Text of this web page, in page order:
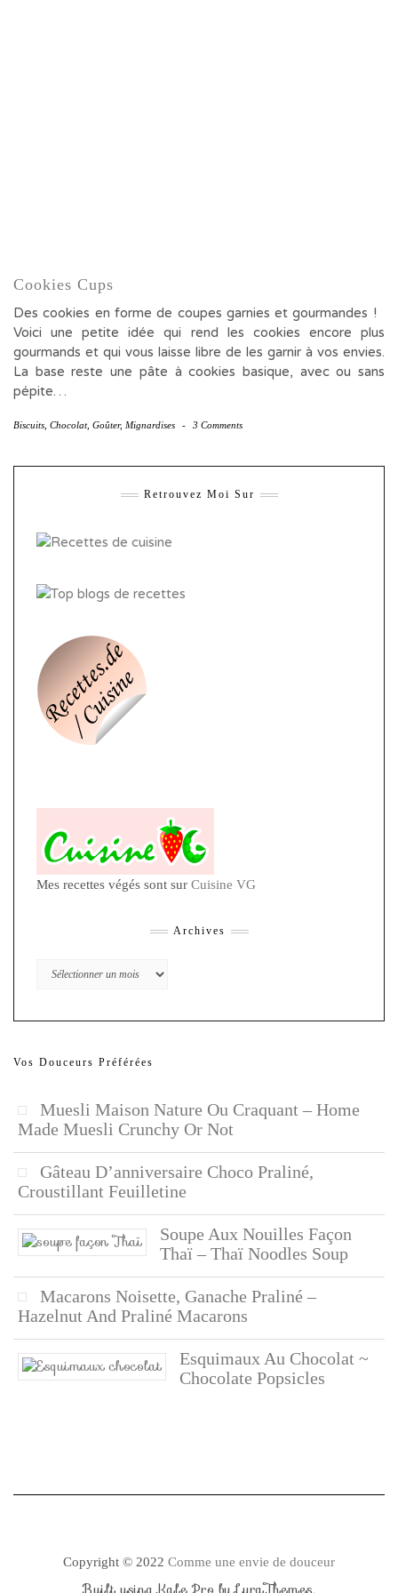
Cookies Cups
Des cookies en forme de coupes garnies et gourmandes !
Voici une petite idée qui rend les cookies encore plus
gourmands et qui vous laisse libre de les garnir à vos envies.
La base reste une pâte à cookies basique, avec ou sans
pépite…
Biscuits Chocolat, Goûter, Mignardises - 3 Comments
Retrouvez Moi Sur
Mes recettes végés sont sur Cuisine VG
Archives
Archives
Vos Douceurs Préférées
Muesli Maison Nature Ou Craquant – Home
Made Muesli Crunchy Or Not
Gâteau D’anniversaire Choco Praliné,
Croustillant Feuilletine
Soupe Aux Nouilles Façon
Thaï – Thaï Noodles Soup
Macarons Noisette, Ganache Praliné –
Hazelnut And Praliné Macarons
Esquimaux Au Chocolat ~
Chocolate Popsicles
Copyright © 2022 Comme une envie de douceur